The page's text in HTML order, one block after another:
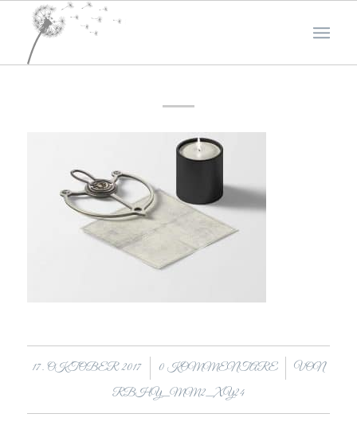
17. OKTOBER 2017
/ 0 KOMMENTARE
/
VON
RBHY_MM2_XY24